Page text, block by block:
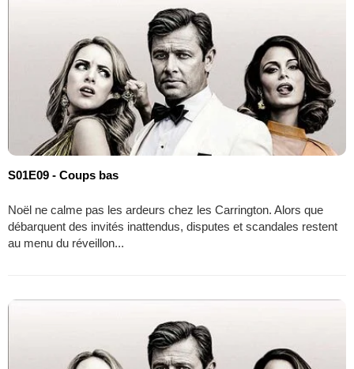
S01E09 - Coups bas
Noël ne calme pas les ardeurs chez les Carrington. Alors que
débarquent des invités inattendus, disputes et scandales restent
au menu du réveillon...